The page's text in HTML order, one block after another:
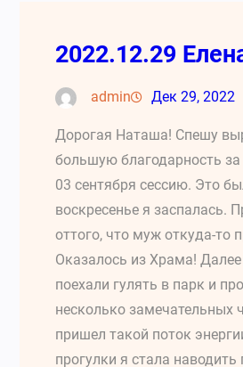
2022.12.29
admin Дек 29, 2022
Дорогая Наташа! Спешу
большую благодарность
03 сентября сессию. Это
воскресенье я заспалась.
оттого, что муж откуда-то
Оказалось из Храма!
поехали гулять в парк и
несколько замечательных
пришел такой поток
прогулки я стала